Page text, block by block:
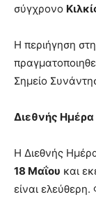
σύγχρονο
Η περιήγηση
Σημείο
Διεθνής
Η Διεθνής
18 Μαΐου και
είναι